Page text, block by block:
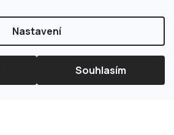
Nastavení
Souhlasím